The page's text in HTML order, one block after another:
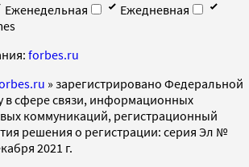
Еженедельная
Ежедневная
forbes.ru
» зарегистрировано Федеральной
в сфере связи, информационных
коммуникаций, регистрационный
решения о регистрации: серия Эл №
2021 г.